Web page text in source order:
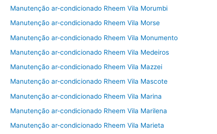
Manutenção ar-condicionado Rheem Vila Morumbi
Manutenção ar-condicionado Rheem Vila Morse
Manutenção ar-condicionado Rheem Vila Monumento
Manutenção ar-condicionado Rheem Vila Medeiros
Manutenção ar-condicionado Rheem Vila Mazzei
Manutenção ar-condicionado Rheem Vila Mascote
Manutenção ar-condicionado Rheem Vila Marina
Manutenção ar-condicionado Rheem Vila Marilena
Manutenção ar-condicionado Rheem Vila Marieta